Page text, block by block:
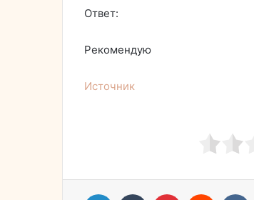
Ответ:
Рекомендую
Источник
LinkedIn Tumblr Pinterest Reddit